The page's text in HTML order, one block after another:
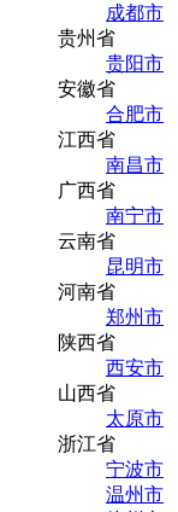
成都市
贵州省
贵阳市
安徽省
合肥市
江西省
南昌市
广西省
南宁市
云南省
昆明市
河南省
郑州市
陕西省
西安市
山西省
太原市
浙江省
宁波市
温州市